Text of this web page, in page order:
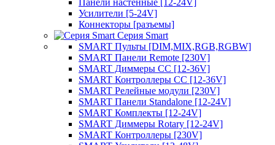
Панели настенные [12-24V]
Усилители [5-24V]
Коннекторы [разъемы]
Серия Smart
SMART Пульты [DIM,MIX,RGB,RGBW]
SMART Панели Remote [230V]
SMART Диммеры CC [12-36V]
SMART Контроллеры CC [12-36V]
SMART Релейные модули [230V]
SMART Панели Standalone [12-24V]
SMART Комплекты [12-24V]
SMART Диммеры Rotary [12-24V]
SMART Контроллеры [230V]